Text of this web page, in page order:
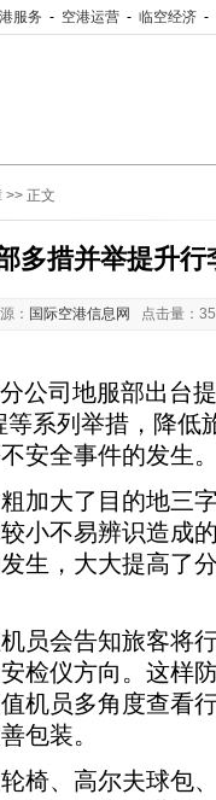
服务 - 空港运营 - 临空经济 -
>> 正文
多措并举提升行
： 国际空港信息网 点击量：
司地服部出台提
系列举措，降低
安全事件的发生
大了目的地三
小不易辨识造成
生，大大提高了
会告知旅客将
检仪方向。这样
机员多角度查看
包装。
、高尔夫球包